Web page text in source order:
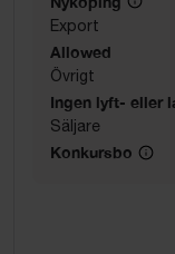
Export
Allowed
Övrigt
Ingen lyft- eller
Säljare
Konkursbo